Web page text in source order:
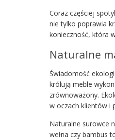
Coraz częściej
nie tylko poprawia
konieczność, która
Naturalne
Świadomość
królują meble
zrównoważony.
w oczach klientów i
Naturalne surowce
wełna czy bambus